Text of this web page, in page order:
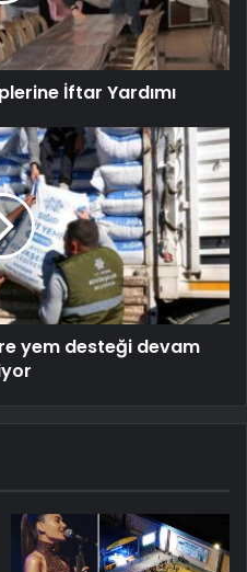
İftar Yardımı
yem desteği devam